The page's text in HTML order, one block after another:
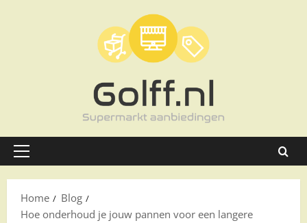
Primair
Home
Blog
Hoe onderhoud je jouw pannen voor een langere